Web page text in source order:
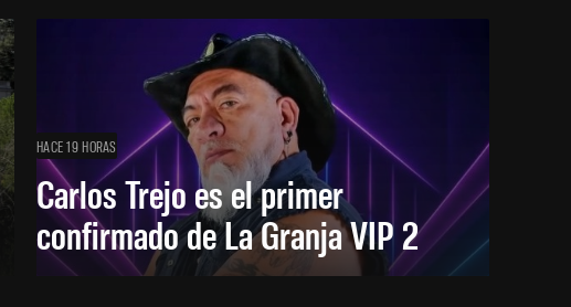
HACE 19 HORAS
Carlos Trejo es el primer
confirmado de La Granja VIP 2